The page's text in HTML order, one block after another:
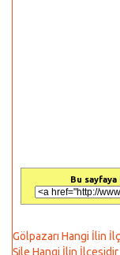
Bu sayfaya
Gölpazarı Hangi İlin
Şile Hangi İlin İlçesidir